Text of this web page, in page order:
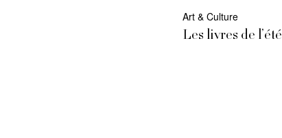
Art & Culture
Les livres de l’été